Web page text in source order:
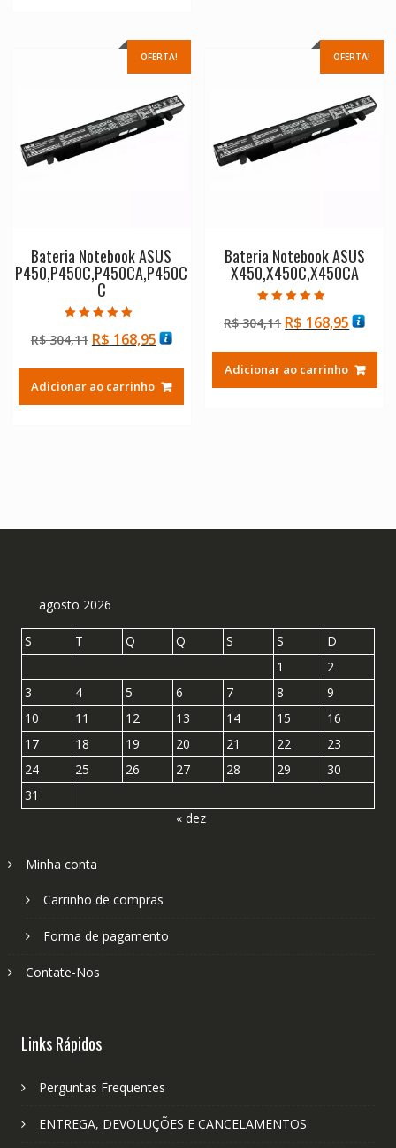
OFERTA!
Bateria Notebook ASUS
P450,P450C,P450CA,P450C
C
5.00
de 5
R$304,11 O
original
era:
R$ 168,95O
atual
é:
Adicionar ao carrinho
OFERTA!
Bateria Notebook ASUS
X450,X450C,X450CA
5.00
de 5
R$304,11 O
original
era:
R$ 168,95O
atual
é:
Adicionar ao carrinho
agosto 2026
S T Q Q S S
D
1
2
3
4 5 6 7 8
9
10
11 12 13 14 15
16
17
18 19 20 21 22
23
24
25 26 27 28 29
30
31
« dez
Minha conta
Carrinho de compras
Forma de pagamento
Contate-Nos
Links Rápidos
Perguntas Frequentes
ENTREGA, DEVOLUÇÕES E CANCELAMENTOS